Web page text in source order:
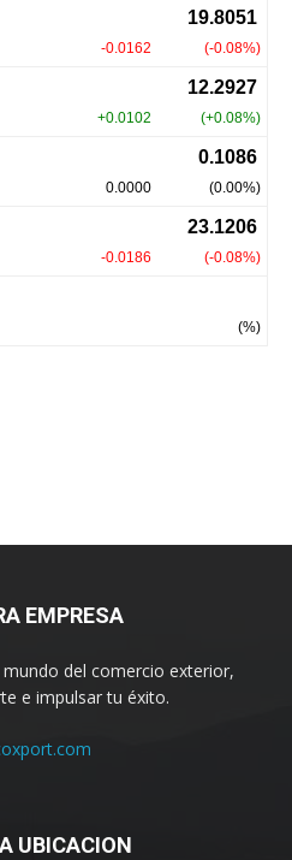
EMPRESA
del comercio exterior,
e impulsar tu éxito.
UBICACION